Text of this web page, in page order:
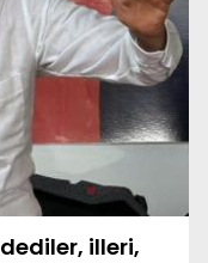
dediler, illeri,